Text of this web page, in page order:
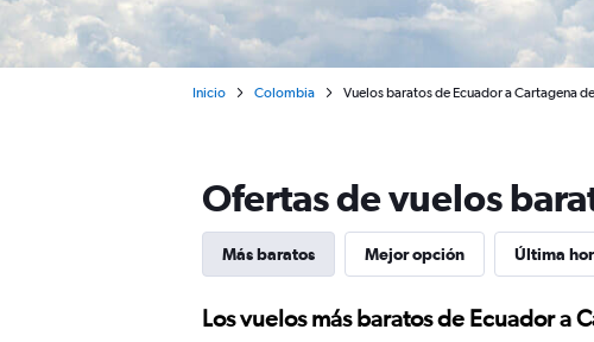
Inicio Colombia Vuelos baratos de Ecuador a Cartagena
Ofertas de vuelos
Más baratos Mejor opción Última
Los vuelos más baratos de Ecuador a